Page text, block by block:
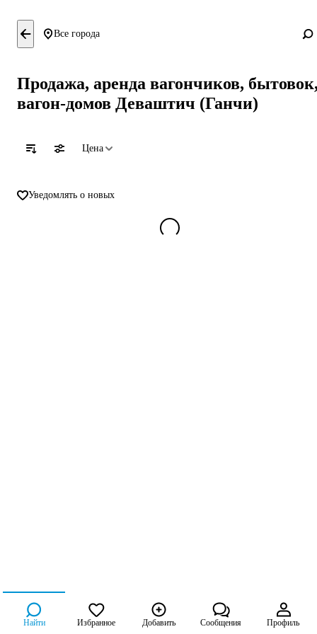
Все города
Продажа, аренда вагончиков,
вагон-домов Деваштич (Ганчи)
Цена
Уведомлять о новых
Найти Избранное Добавить Сообщения Профиль